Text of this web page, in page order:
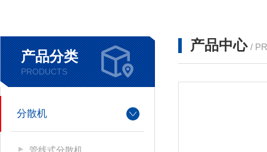
产品分类
PRODUCTS
分散机
管线式分散机
产品中心 /